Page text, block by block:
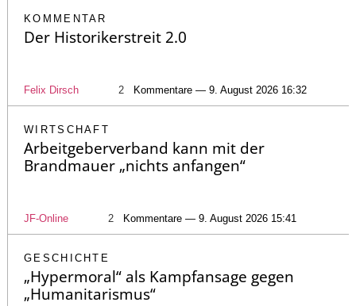
KOMMENTAR
Der Historikerstreit 2.0
Felix Dirsch 2 Kommentare — 9. August 2026 16:32
WIRTSCHAFT
Arbeitgeberverband kann mit der
Brandmauer „nichts anfangen“
JF-Online 2 Kommentare — 9. August 2026 15:41
GESCHICHTE
„Hypermoral“ als Kampfansage gegen
„Humanitarismus“